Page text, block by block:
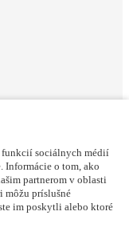
funkcií sociálnych médií
Informácie o tom, ako
partnerom v oblasti
môžu príslušné
im poskytli alebo ktoré